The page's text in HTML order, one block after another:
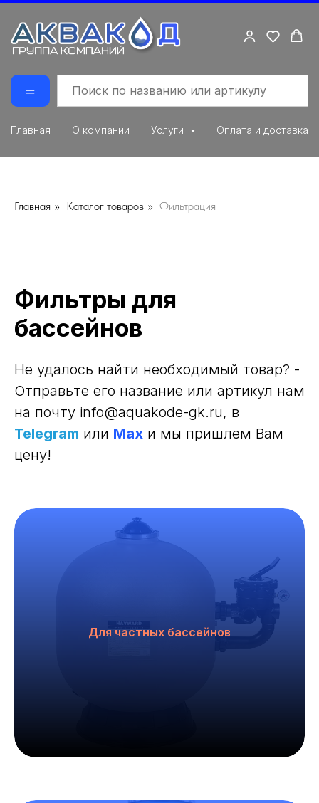
Главная О компании Услуги Оплата и доставка
Главная » Каталог товаров » Фильтрация
Фильтры для
бассейнов
Не удалось найти необходимый товар? -
Отправьте его название или артикул нам
на почту info@aquakode-gk.ru, в
Telegram или Max и мы пришлем Вам
цену!
Для частных бассейнов